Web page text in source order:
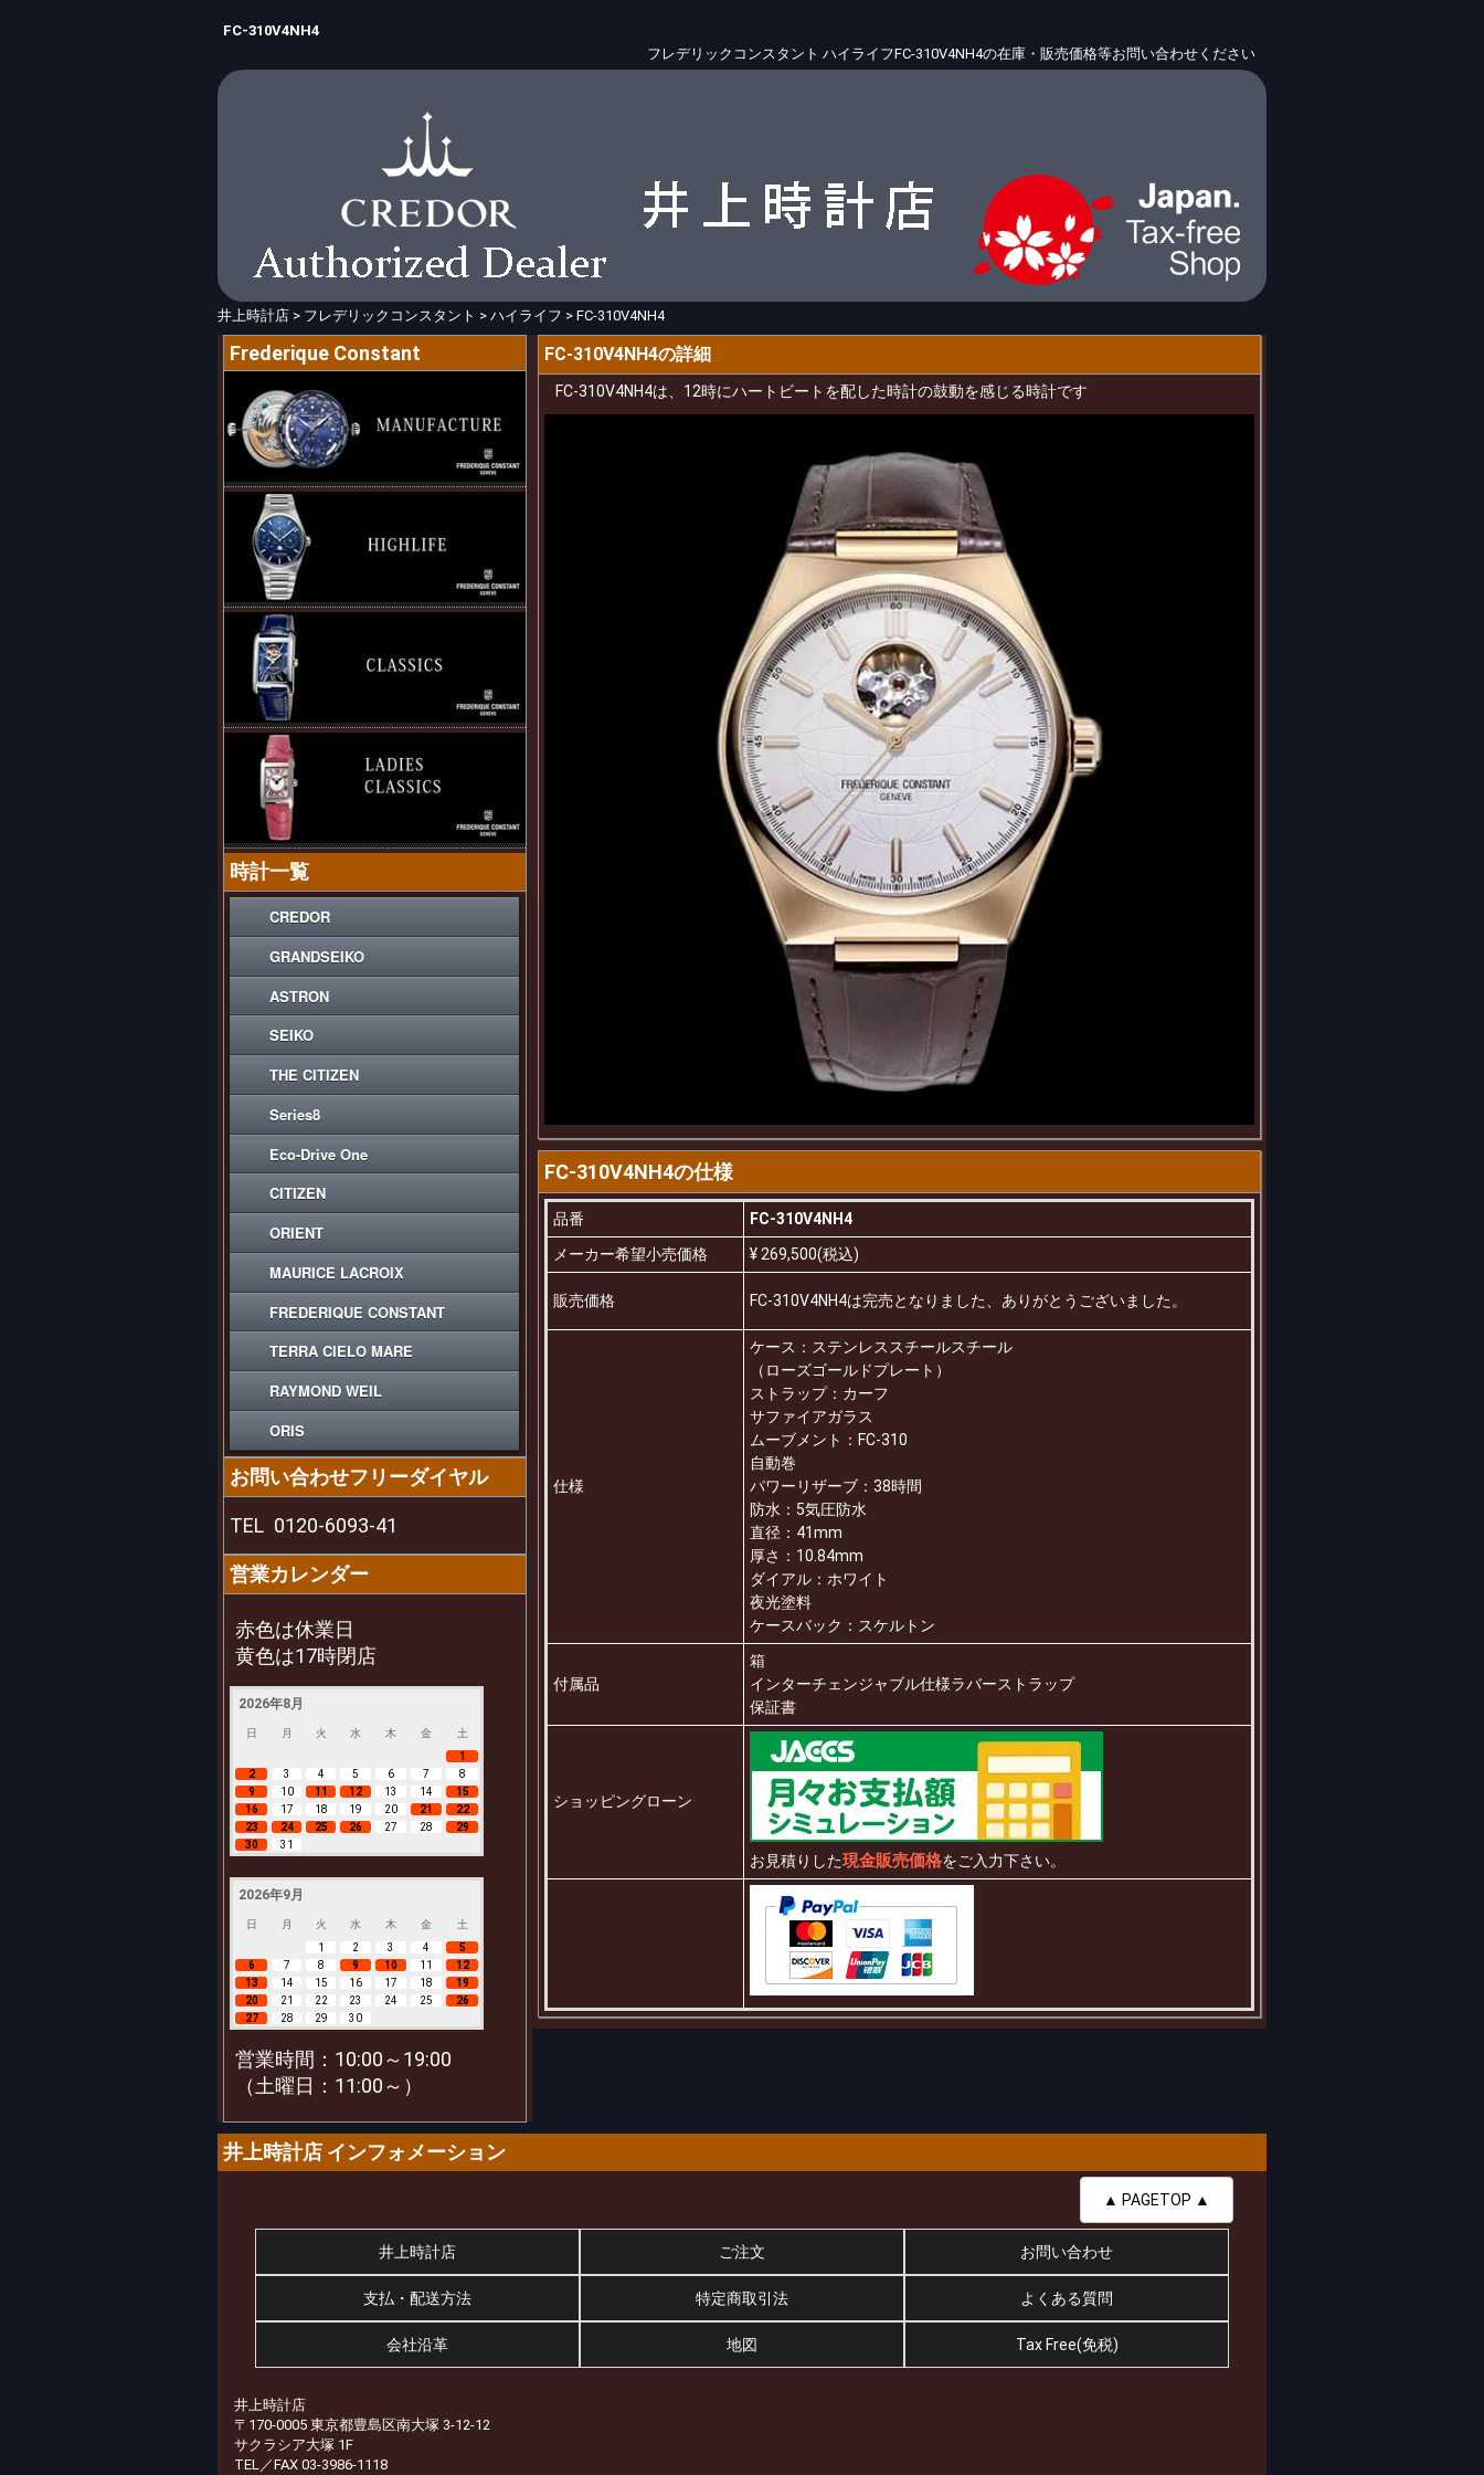
FC-310V4NH4
フレデリックコンスタント ハイライフFC-310V4NH4の在庫・販売価格等お問い合わせください
井上時計店 > フレデリックコンスタント > ハイライフ > FC-310V4NH4
FC-310V4NH4の詳細
FC-310V4NH4は、12時にハートビートを配した時計の鼓動を感じる時計です
FC-310V4NH4の仕様
品番
FC-310V4NH4
メーカー希望小売価格
¥ 269,500(税込)
販売価格 FC-310V4NH4は完売となりました、ありがとうございました。
仕様
ケース：ステンレススチールスチール
（ローズゴールドプレート）
ストラップ：カーフ
サファイアガラス
ムーブメント：FC-310
自動巻
パワーリザーブ：38時間
防水：5気圧防水
直径：41mm
厚さ：10.84mm
ダイアル：ホワイト
夜光塗料
ケースバック：スケルトン
付属品
箱
インターチェンジャブル仕様ラバーストラップ
保証書
ショッピングローン
お見積りした現金販売価格をご入力下さい。
Frederique Constant
時計一覧
CREDOR
GRANDSEIKO
ASTRON
SEIKO
THE CITIZEN
Series8
Eco-Drive One
CITIZEN
ORIENT
MAURICE LACROIX
FREDERIQUE CONSTANT
TERRA CIELO MARE
RAYMOND WEIL
ORIS
お問い合わせフリーダイヤル
TEL 0120-6093-41
営業カレンダー
赤色は休業日
黄色は17時閉店
2026年8月
日 月 火 水 木 金
土
1
2
3 4 5 6 7
8
9
10 11 12 13 14
15
16
17 18 19 20 21
22
23
24 25 26 27 28
29
30
31
2026年9月
日 月 火 水 木 金
土
1
2 3 4
5
6
7 8 9 10 11
12
13
14 15 16 17 18
19
20
21 22 23 24 25
26
27
28 29 30
営業時間：10:00～19:00
（土曜日：11:00～）
井上時計店 インフォメーション
▲ PAGETOP ▲
井上時計店 ご注文 お問い合わせ
支払・配送方法 特定商取引法 よくある質問
会社沿革 地図 Tax Free(免税)
井上時計店
〒170-0005 東京都豊島区南大塚 3-12-12
サクラシア大塚 1F
TEL／FAX 03-3986-1118